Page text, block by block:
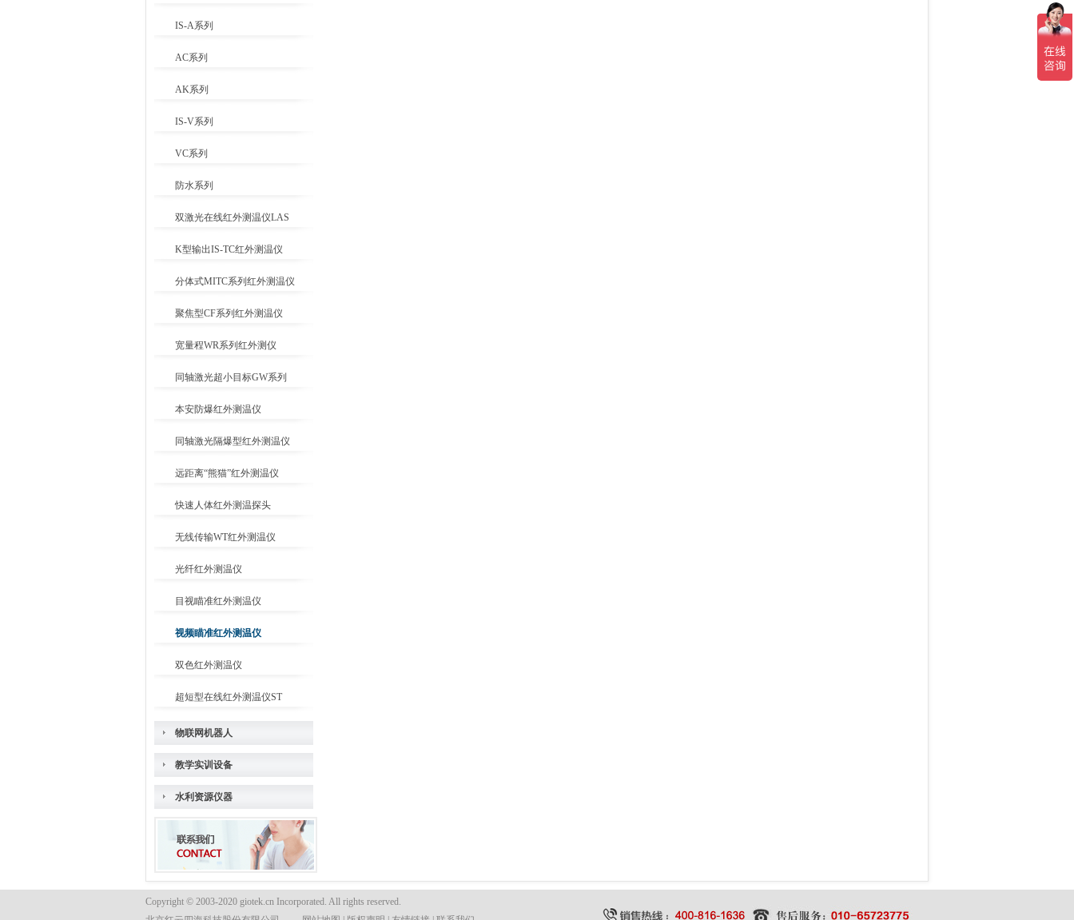
IS-A系列
AC系列
AK系列
IS-V系列
VC系列
防水系列
双激光在线红外测温仪LAS
K型输出IS-TC红外测温仪
分体式MITC系列红外测温仪
聚焦型CF系列红外测温仪
宽量程WR系列红外测仪
同轴激光超小目标GW系列
本安防爆红外测温仪
同轴激光隔爆型红外测温仪
远距离“熊猫”红外测温仪
快速人体红外测温探头
无线传输WT红外测温仪
光纤红外测温仪
目视瞄准红外测温仪
视频瞄准红外测温仪
双色红外测温仪
超短型在线红外测温仪ST
物联网机器人
教学实训设备
水利资源仪器
Copyright © 2003-2020 giotek.cn Incorporated. All rights reserved.